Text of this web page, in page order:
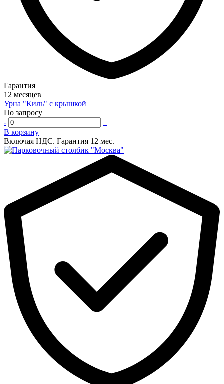
Гарантия
12 месяцев
Урна "Киль" с крышкой
По запросу
-
+
В корзину
Включая НДС. Гарантия 12 мес.